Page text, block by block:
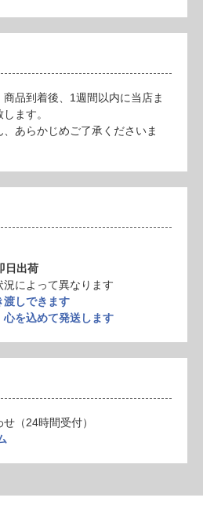
品到着後、1週間以内に当店ま
ます。
あらかじめご了承くださいま
出荷
によって異なります
渡しできます
を込めて発送します
（24時間受付）